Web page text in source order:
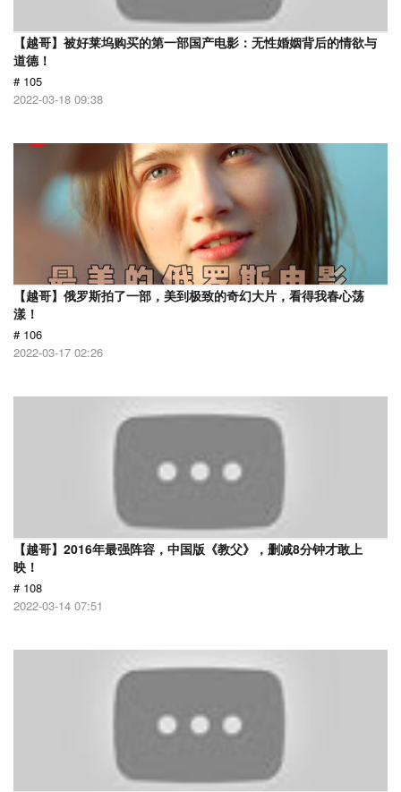
【越哥】被好莱坞购买的第一部国产电影：无性婚姻背后的情欲与
道德！
# 105
2022-03-18 09:38
【越哥】俄罗斯拍了一部，美到极致的奇幻大片，看得我春心荡
漾！
# 106
2022-03-17 02:26
【越哥】2016年最强阵容，中国版《教父》，删减8分钟才敢上
映！
# 108
2022-03-14 07:51